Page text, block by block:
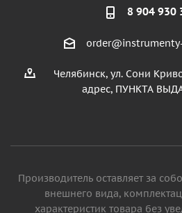
8 904 930
Челябинск, ул. Сони
адрес, ПУНКТА
Производитель оставляет за
внешнего вида,
характеристик товара без